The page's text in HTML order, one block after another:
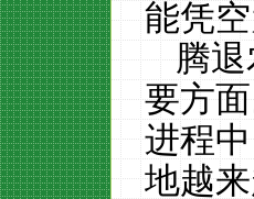
能凭
腾
要方
进程
地越